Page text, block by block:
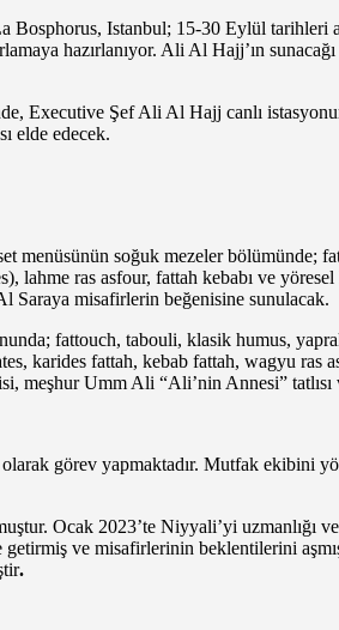
Bosphorus, Istanbul; 15-30 Eylül tarihleri
hazırlanıyor. Ali Al Hajj’ın
Executive Şef Ali Al Hajj canlı
elde edecek.
soğuk mezeler bölümünde;
lahme ras asfour, fattah kebabı ve
Saraya misafirlerin beğenisine sunulacak.
fattouch, tabouli, klasik humus,
karides fattah, kebab fattah, wagyu ras
Umm Ali “Ali’nin Annesi”
görev yapmaktadır. Mutfak ekibini
Ocak 2023’te Niyyali’yi
ve misafirlerinin beklentilerini
.